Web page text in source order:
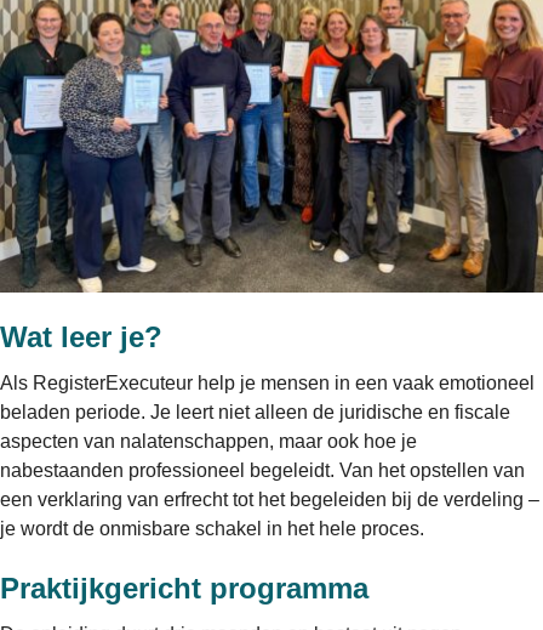
Wat leer je?
Als RegisterExecuteur help je mensen in een vaak emotioneel
beladen periode. Je leert niet alleen de juridische en fiscale
aspecten van nalatenschappen, maar ook hoe je
nabestaanden professioneel begeleidt. Van het opstellen van
een verklaring van erfrecht tot het begeleiden bij de verdeling –
je wordt de onmisbare schakel in het hele proces.
Praktijkgericht programma